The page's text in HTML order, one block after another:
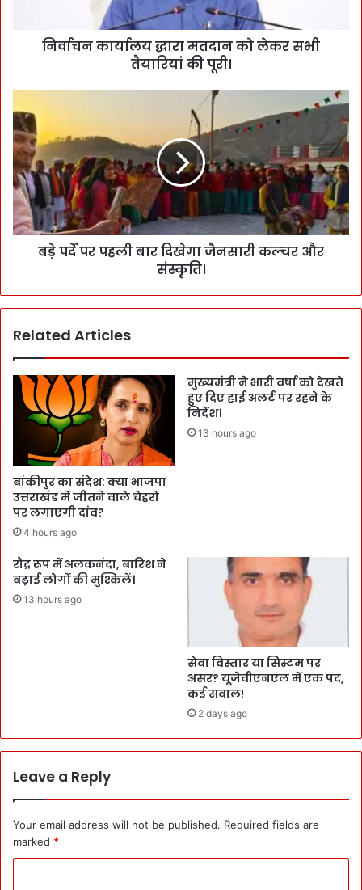
निर्वाचन कार्यालय द्धारा मतदान को लेकर सभी
तैयारियां की पूरी।
बड़े पर्दे पर पहली बार दिखेगा जैनसारी कल्चर और
संस्कृति।
Related Articles
बांकीपुर का संदेश: क्या भाजपा
उत्तराखंड में जीतने वाले चेहरों
पर लगाएगी दांव?
4 hours ago
मुख्यमंत्री ने भारी वर्षा को देखते
हुए दिए हाई अलर्ट पर रहने के
निर्देश।
13 hours ago
रौद्र रूप में अलकनंदा, बारिश ने
बढ़ाई लोगों की मुश्किलें।
13 hours ago
सेवा विस्तार या सिस्टम पर
असर? यूजेवीएनएल में एक पद,
कई सवाल!
2 days ago
Leave a Reply
Your email address will not be published. Required fields are
marked *